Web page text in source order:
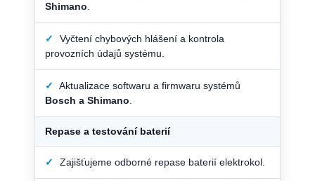
Shimano
✓
Vyčtení chybových hlášení a kontrola
provozních údajů systému.
✓
Aktualizace softwaru a firmwaru systémů
Bosch a Shimano
Repase a testování baterií
✓ Zajišťujeme odborné repase baterií elektrokol.